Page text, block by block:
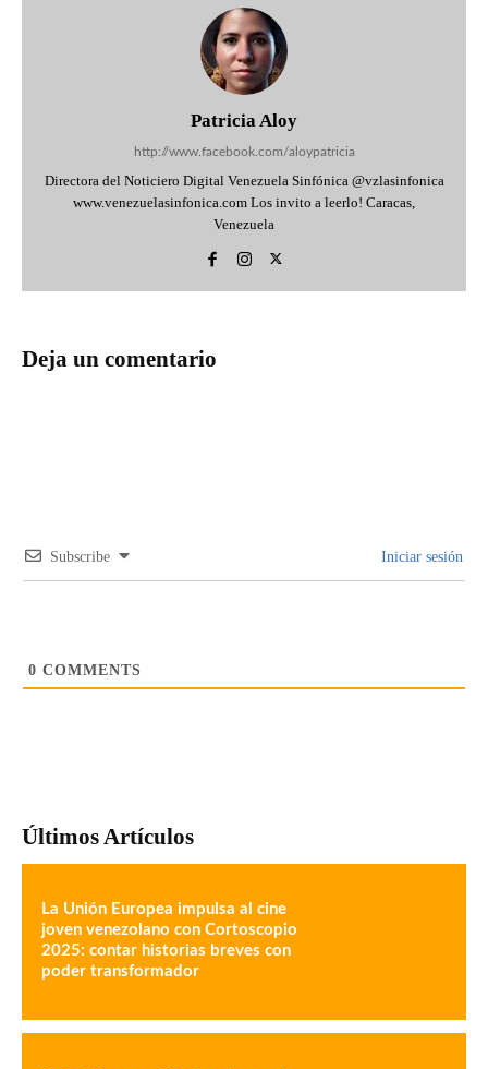
Patricia Aloy
http://www.facebook.com/aloypatricia
Directora del Noticiero Digital Venezuela Sinfónica @vzlasinfonica
www.venezuelasinfonica.com Los invito a leerlo! Caracas,
Venezuela
Deja un comentario
Subscribe Iniciar sesión
0 COMMENTS
Últimos Artículos
La Unión Europea impulsa al cine
joven venezolano con Cortoscopio
2025: contar historias breves con
poder transformador